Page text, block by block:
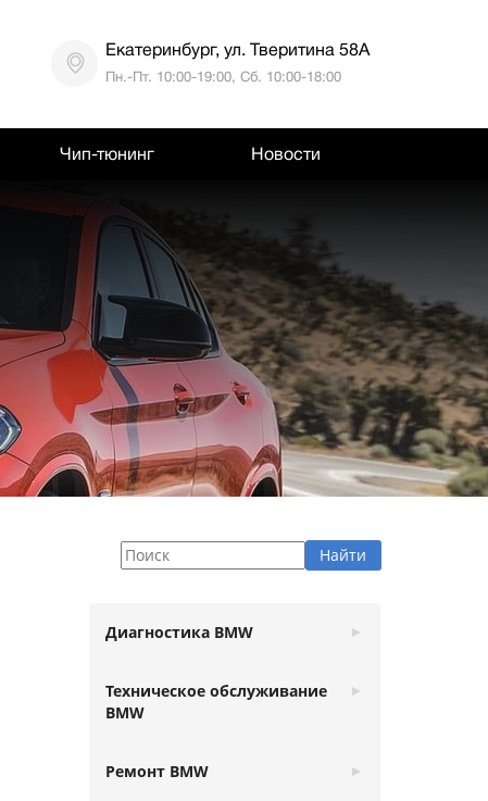
Екатеринбург, ул. Тверитина 58А
Пн.-Пт. 10:00-19:00, Сб. 10:00-18:00
Чип-тюнинг Новости
Диагностика BMW
Техническое обслуживание
BMW
Ремонт BMW